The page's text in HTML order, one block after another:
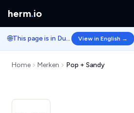
herm.io
🌐 This page is in Dutch. View in English →
Home Merken Pop + Sandy